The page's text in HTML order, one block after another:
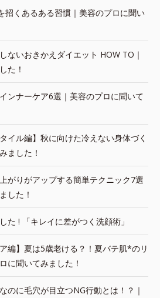
招くあるある習慣｜美容のプロに聞い
ないおきかえダイエット HOW TO｜
た！
ンナーケア6選｜美容のプロに聞いて
イル編】秋に向けた冷えない身体づく
ました！
がりがアップする簡単テクニック7選
した！
た ! 「キレイに差がつく洗顔術」
編】夏は5歳老ける？！夏バテ肌*のリ
に聞いてみました！
のに毛穴が目立つNG行動とは！？｜